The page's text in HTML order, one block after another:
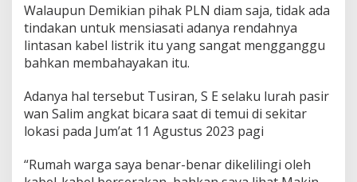
Walaupun Demikian pihak PLN diam saja, tidak ada
tindakan untuk mensiasati adanya rendahnya
lintasan kabel listrik itu yang sangat mengganggu
bahkan membahayakan itu.
Adanya hal tersebut Tusiran, S E selaku lurah pasir
wan Salim angkat bicara saat di temui di sekitar
lokasi pada Jum’at 11 Agustus 2023 pagi
“Rumah warga saya benar-benar dikelilingi oleh